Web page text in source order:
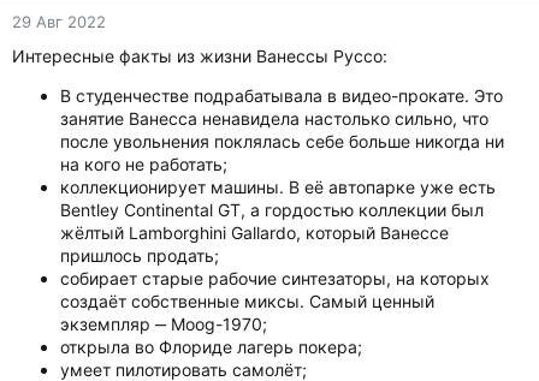
29 Авг 2022
Интересные факты из жизни Ванессы Руссо:
В студенчестве подрабатывала в видео-прокате. Это
занятие Ванесса ненавидела настолько сильно, что
после увольнения поклялась себе больше никогда ни
на кого не работать;
коллекционирует машины. В её автопарке уже есть
Bentley Continental GT, а гордостью коллекции был
жёлтый Lamborghini Gallardo, который Ванессе
пришлось продать;
собирает старые рабочие синтезаторы, на которых
создаёт собственные миксы. Самый ценный
экземпляр ‒ Moog-1970;
открыла во Флориде лагерь покера;
умеет пилотировать самолёт;